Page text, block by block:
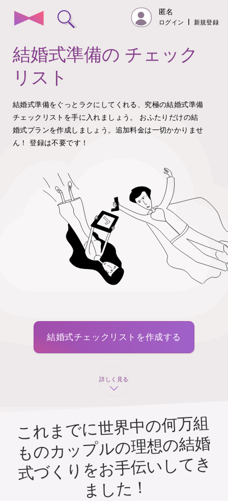
匿名
ログイン 新規登録
結婚式準備の チェック
リスト
結婚式準備をぐっとラクにしてくれる、究極の結婚式準備
チェックリストを手に入れましょう。
おふたりだけの結
婚式プランを作成しましょう。追加料金は一切かかりませ
ん！
登録は不要です！
結婚式チェックリストを作成する
詳しく見る
これまでに世界中の何万組
ものカップルの理想の結婚
式づくりをお手伝いしてき
ました！